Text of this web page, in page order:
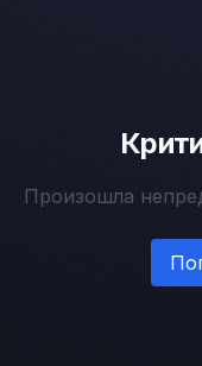
Произошла